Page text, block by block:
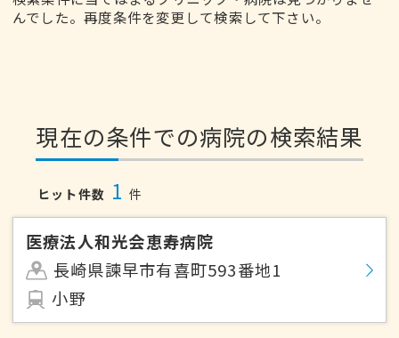
んでした。再度条件を変更して検索して下さい。
現在の条件での病院の検索結果
ヒット件数 1 件
医療法人和光会恵寿病院
長崎県諫早市有喜町593番地1
小野